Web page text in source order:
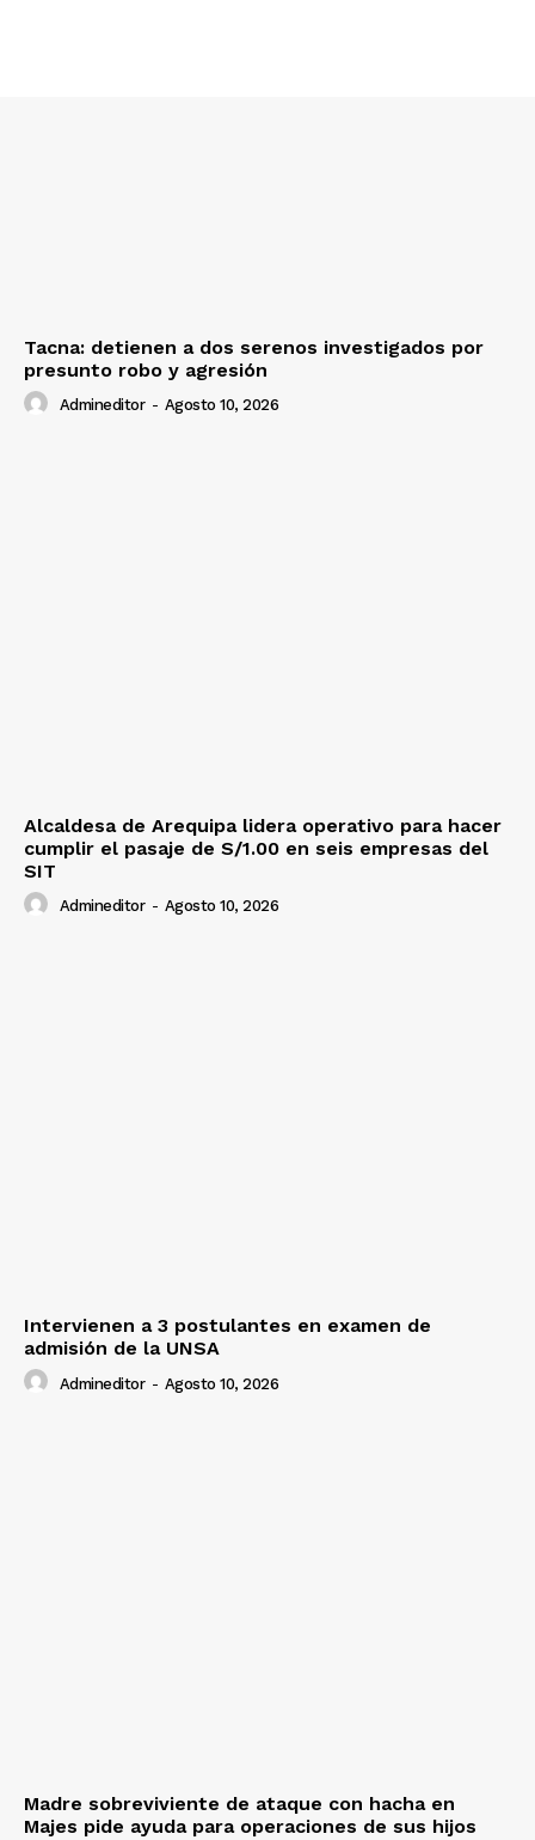
Contacto
Prensa
Tacna: detienen a dos serenos investigados por
presunto robo y agresión
Admineditor - Agosto 10, 2026
Alcaldesa de Arequipa lidera operativo para hacer
cumplir el pasaje de S/1.00 en seis empresas del
SIT
Admineditor - Agosto 10, 2026
Intervienen a 3 postulantes en examen de
admisión de la UNSA
Admineditor - Agosto 10, 2026
Madre sobreviviente de ataque con hacha en
Majes pide ayuda para operaciones de sus hijos